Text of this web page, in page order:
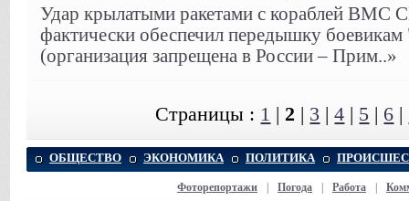
Удар крылатыми ракетами с кораблей ВМС
фактически обеспечил передышку боевикам
(организация запрещена в России – Прим..»
Страницы : 1 |2 | 3 |4 | 5 | 6 |
ОБЩЕСТВО ЭКОНОМИКА ПОЛИТИКА
Фоторепортажи Погода Работа